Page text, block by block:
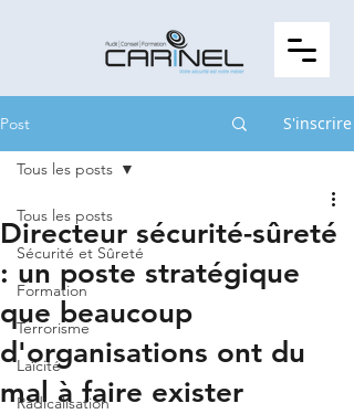
Post S'inscrire
Tous les posts
Sécurité et Sûreté
Formation
Terrorisme
Laïcité
Radicalisation
Tous les posts
Directeur sécurité-sûreté
: un poste stratégique
que beaucoup
d'organisations ont du
mal à faire exister